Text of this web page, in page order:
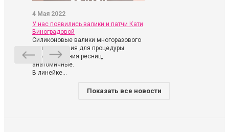
4 Мая 2022
У нас появились валики и патчи Кати
Виноградовой
Силиконовые валики многоразового
использования для процедуры
ламинирования ресниц,
анатомичные.
В линейке...
Показать все новости